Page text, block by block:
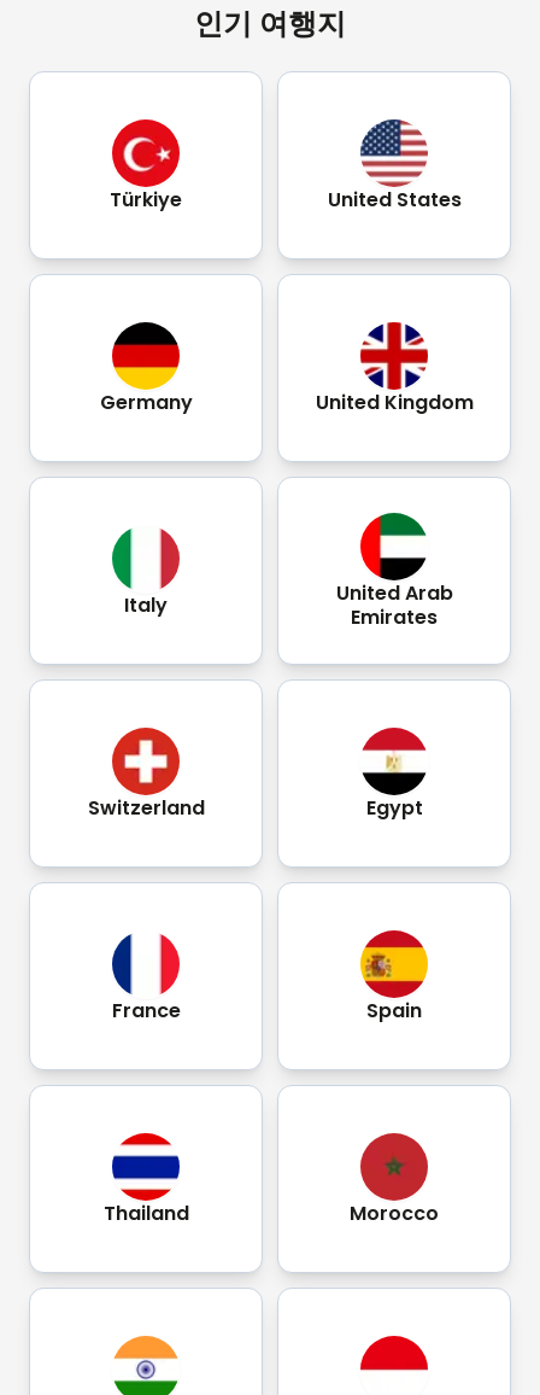
인기 여행지
Türkiye United States
Germany United Kingdom
Italy
United Arab
Emirates
Switzerland Egypt
France Spain
Thailand Morocco